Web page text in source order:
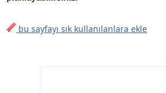
bu sayfayı sık kullanılanlara ekle